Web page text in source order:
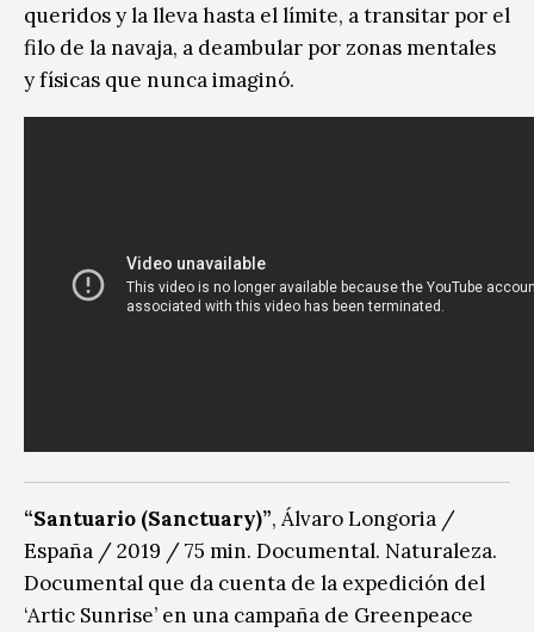
queridos y la lleva hasta el límite, a transitar por el
filo de la navaja, a deambular por zonas mentales
y físicas que nunca imaginó.
“Santuario (Sanctuary)”, Álvaro Longoria /
España / 2019 / 75 min. Documental. Naturaleza.
Documental que da cuenta de la expedición del
‘Artic Sunrise’ en una campaña de Greenpeace